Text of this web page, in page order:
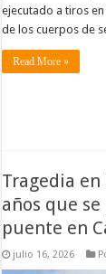
ejecutado a tiros
de los cuerpos de
Read More »
Tragedia
años que
puente en
julio 16, 2026